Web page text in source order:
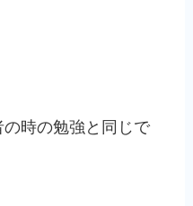
時の勉強と同じで